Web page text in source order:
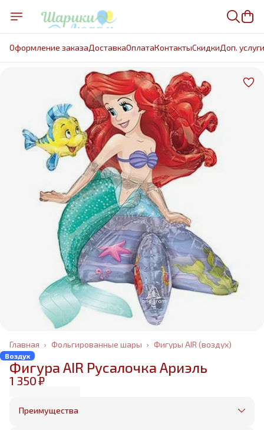
Оформление заказаДоставкаОплатаКонтактыCкидкиДоп. услуги
Фигуры AIR (воздух)
Фольгированные шары ›
Главная ›
Воздух
Фигура AIR Русалочка Ариэль
1 350 ₽
Преимущества
Оплата частями в Сплит